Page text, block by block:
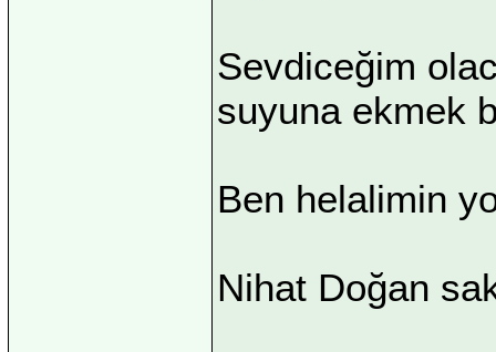
Sevdiceğim
suyuna ekmek
Ben helalimin
Nihat Doğan